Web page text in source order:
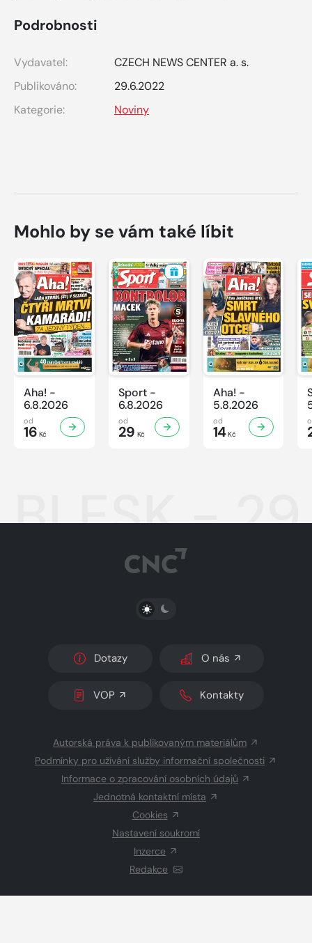
Podrobnosti
Vydavatel:
CZECH NEWS CENTER a. s.
Publikováno:
29.6.2022
Kategorie:
Noviny
Mohlo by se vám také líbit
Aha! -
6.8.2026
od
16 Kč
Sport -
6.8.2026
od
29 Kč
Aha! -
5.8.2026
od
14Kč
BLESK -
PŘEPNOUT SVĚTLÝ/TMAVÝ REŽIM
Dotazy O nás
VOP Kontakty
Autorská práva k publikovaným materiálům
Podmínky pro užívání služby informační společnosti
Informace o zpracování osobních údajů
Jednotná kontaktní místa
Cookies
Nastavení soukromí
Inzerce
Redakce